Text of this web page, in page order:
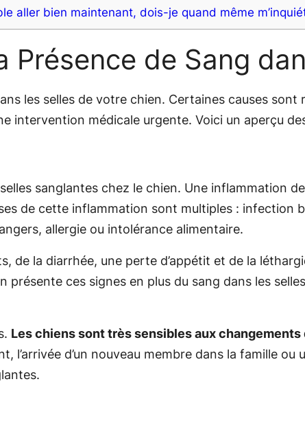
aller bien maintenant, dois-je quand même
Présence de Sang
les selles de votre chien. Certaines causes
intervention médicale urgente. Voici un aperçu
sanglantes chez le chien. Une inflammation
de cette inflammation sont multiples : infection
allergie ou intolérance alimentaire.
de la diarrhée, une perte d’appétit et de la
ces signes en plus du sang dans les
Les chiens sont très sensibles aux
d’un nouveau membre dans la famille ou